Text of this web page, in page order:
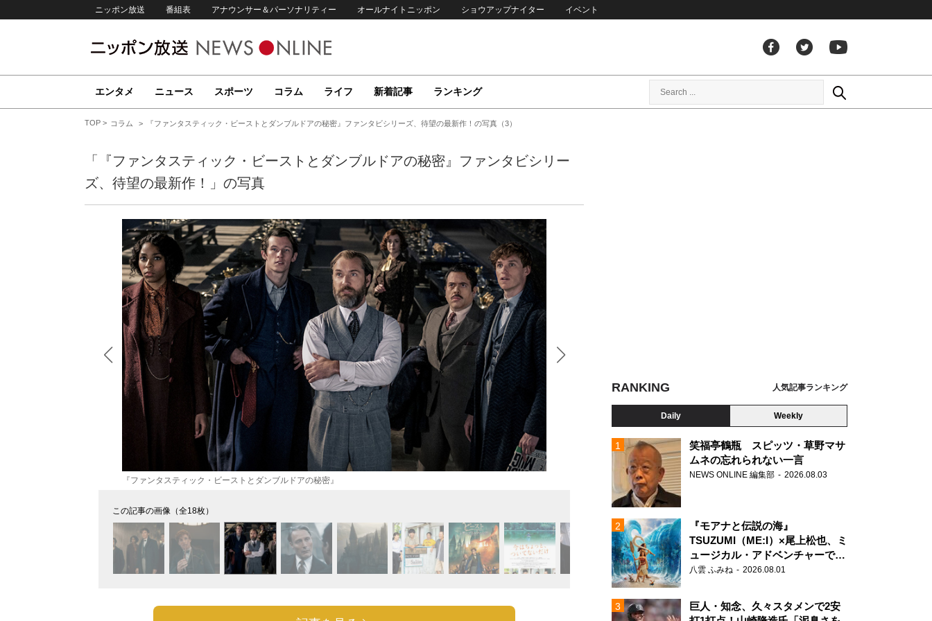
ニッポン放送 番組表 アナウンサー＆パーソナリティー オールナイトニッポン ショウアップナイター イベント
エンタメ ニュース スポーツ コラム ライフ 新着記事 ランキング
TOP コラム 『ファンタスティック・ビーストとダンブルドアの秘密』ファンタビシリーズ、待望の最新作！の写真（3）
「『ファンタスティック・ビーストとダンブルドアの秘密』ファンタビシリー
ズ、待望の最新作！」の写真
『ファンタスティック・ビーストとダンブルドアの秘密』
『ファンタスティック・ビーストとダンブルドアの秘密』
この記事の画像（全18枚）
RANKING 人気記事ランキング
Daily Weekly
笑福亭鶴瓶 スピッツ・草野マサ
ムネの忘れられない一言
NEWS ONLINE 編集部 2026.08.03
『モアナと伝説の海』
TSUZUMI（ME:I）×尾上松也、ミ
ュージカル・アドベンチャーで美
声を響かせる
八雲 ふみね 2026.08.01
巨人・知念、久々スタメンで2安